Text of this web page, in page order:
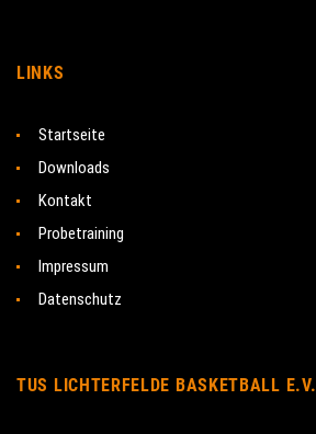
LINKS
Startseite
Downloads
Kontakt
Probetraining
Impressum
Datenschutz
TUS LICHTERFELDE BASKETBALL E.V.